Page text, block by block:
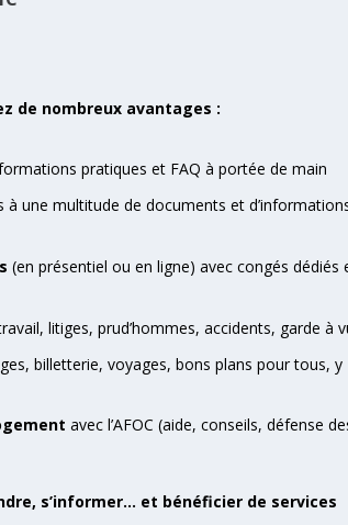
de nombreux avantages :
pratiques et FAQ à portée de main
à une multitude de documents et
(en présentiel ou en ligne) avec congés dédiés
litiges, prud’hommes, accidents, garde à
billetterie, voyages, bons plans pour tous, y
avec l’AFOC (aide, conseils, défense
s’informer… et bénéficier de services